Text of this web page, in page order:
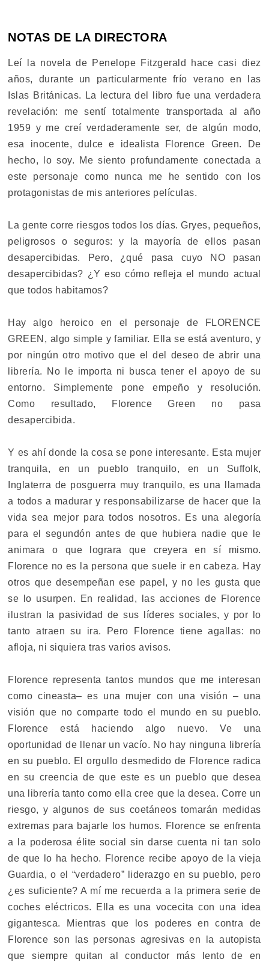
NOTAS DE LA DIRECTORA
Leí la novela de Penelope Fitzgerald hace casi diez
años, durante un particularmente frío verano en las
Islas Británicas. La lectura del libro fue una verdadera
revelación: me sentí totalmente transportada al año
1959 y me creí verdaderamente ser, de algún modo,
esa inocente, dulce e idealista Florence Green. De
hecho, lo soy. Me siento profundamente conectada a
este personaje como nunca me he sentido con los
protagonistas de mis anteriores películas.
La gente corre riesgos todos los días. Gryes, pequeños,
peligrosos o seguros: y la mayoría de ellos pasan
desapercibidas. Pero, ¿qué pasa cuyo NO pasan
desapercibidas? ¿Y eso cómo refleja el mundo actual
que todos habitamos?
Hay algo heroico en el personaje de FLORENCE
GREEN, algo simple y familiar. Ella se está aventuro, y
por ningún otro motivo que el del deseo de abrir una
librería. No le importa ni busca tener el apoyo de su
entorno. Simplemente pone empeño y resolución.
Como resultado, Florence Green no pasa
desapercibida.
Y es ahí donde la cosa se pone interesante. Esta mujer
tranquila, en un pueblo tranquilo, en un Suffolk,
Inglaterra de posguerra muy tranquilo, es una llamada
a todos a madurar y responsabilizarse de hacer que la
vida sea mejor para todos nosotros. Es una alegoría
para el segundón antes de que hubiera nadie que le
animara o que lograra que creyera en sí mismo.
Florence no es la persona que suele ir en cabeza. Hay
otros que desempeñan ese papel, y no les gusta que
se lo usurpen. En realidad, las acciones de Florence
ilustran la pasividad de sus líderes sociales, y por lo
tanto atraen su ira. Pero Florence tiene agallas: no
afloja, ni siquiera tras varios avisos.
Florence representa tantos mundos que me interesan
como cineasta– es una mujer con una visión – una
visión que no comparte todo el mundo en su pueblo.
Florence está haciendo algo nuevo. Ve una
oportunidad de llenar un vacío. No hay ninguna librería
en su pueblo. El orgullo desmedido de Florence radica
en su creencia de que este es un pueblo que desea
una librería tanto como ella cree que la desea. Corre un
riesgo, y algunos de sus coetáneos tomarán medidas
extremas para bajarle los humos. Florence se enfrenta
a la poderosa élite social sin darse cuenta ni tan solo
de que lo ha hecho. Florence recibe apoyo de la vieja
Guardia, o el “verdadero” liderazgo en su pueblo, pero
¿es suficiente? A mí me recuerda a la primera serie de
coches eléctricos. Ella es una vocecita con una idea
gigantesca. Mientras que los poderes en contra de
Florence son las personas agresivas en la autopista
que siempre quitan al conductor más lento de en